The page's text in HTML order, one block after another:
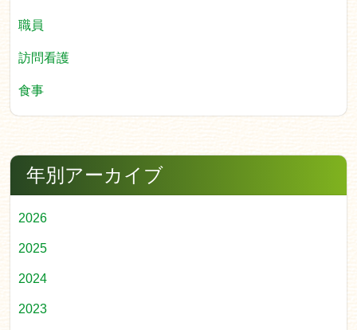
職員
訪問看護
食事
年別アーカイブ
2026
2025
2024
2023